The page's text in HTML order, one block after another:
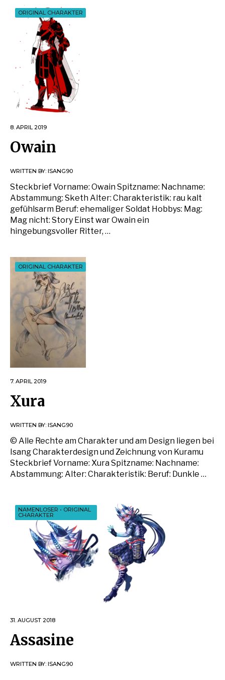
ORIGINAL CHARAKTER
8. APRIL 2019
Owain
WRITTEN BY: ISANG90
Steckbrief Vorname: Owain Spitzname: Nachname:
Abstammung: Sketh Alter: Charakteristik: rau kalt
gefühlsarm Beruf: ehemaliger Soldat Hobbys: Mag:
Mag nicht: Story Einst war Owain ein
hingebungsvoller Ritter, …
ORIGINAL CHARAKTER
7. APRIL 2019
Xura
WRITTEN BY: ISANG90
© Alle Rechte am Charakter und am Design liegen bei
Isang Charakterdesign und Zeichnung von Kuramu
Steckbrief Vorname: Xura Spitzname: Nachname:
Abstammung: Alter: Charakteristik: Beruf: Dunkle …
NAMENLOSER • ORIGINAL
CHARAKTER
31. AUGUST 2018
Assasine
WRITTEN BY: ISANG90